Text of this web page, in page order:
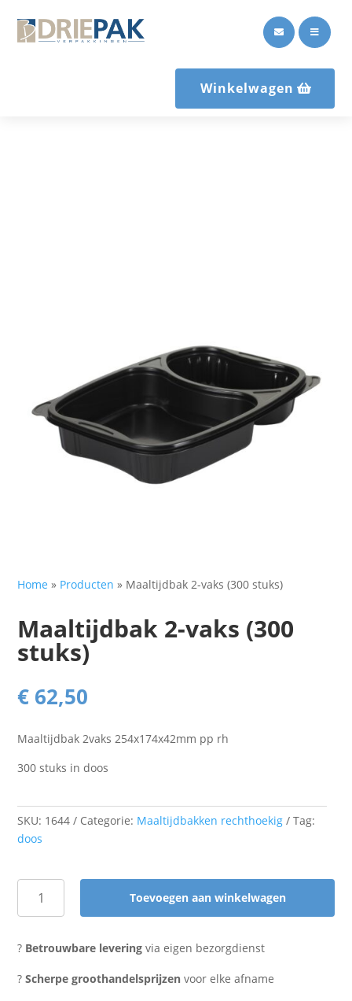
 
Winkelwagen
Home » Producten » Maaltijdbak 2-vaks (300 stuks)
Maaltijdbak 2-vaks (300
stuks)
€ 62,50
Maaltijdbak 2vaks 254x174x42mm pp rh
300 stuks in doos
SKU: 1644 Categorie: Maaltijdbakken rechthoekig
Tag:
doos
Maaltijdbak
vaks
stuks)
Toevoegen aan winkelwagen
? Betrouwbare levering via eigen bezorgdienst
?Scherpe groothandelsprijzen voor elke afname